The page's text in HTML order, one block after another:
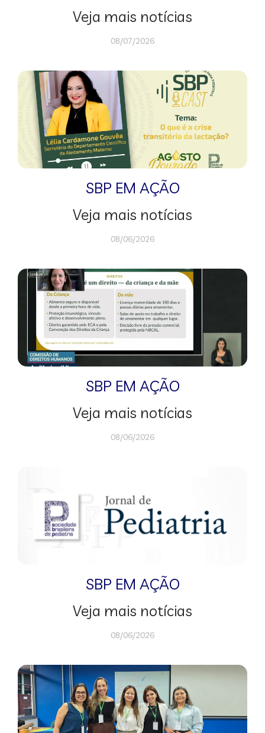
Veja mais notícias
08/07/2026
SBP EM AÇÃO
Veja mais notícias
08/06/2026
SBP EM AÇÃO
Veja mais notícias
08/06/2026
SBP EM AÇÃO
Veja mais notícias
08/06/2026